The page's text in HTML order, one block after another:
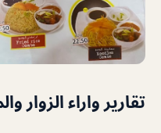
تقارير واراء الزوار